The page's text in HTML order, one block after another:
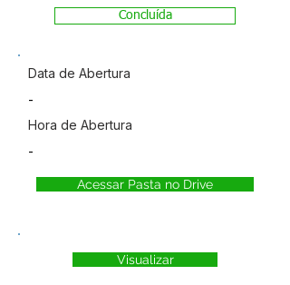
Concluída
Data de Abertura
-
Hora de Abertura
-
Acessar Pasta no Drive
Visualizar